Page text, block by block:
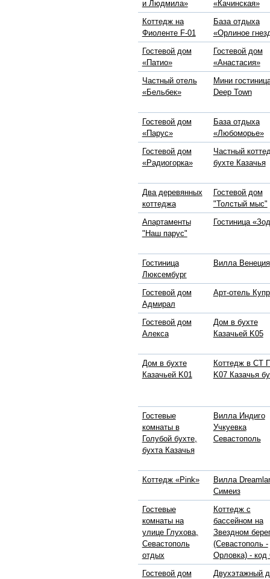
и Людмила»
«Качинская»
Коттедж на
Фиоленте F-01
База отдыха
«Орлиное
Гостевой дом
«Патио»
Гостевой дом
«Анастасия»
Частный отель
«Бельбек»
Мини
Deep Town
Гостевой дом
«Парус»
База отдыха
«Любоморье»
Гостевой дом
«Радиогорка»
Частный
бухте Казачья
Два деревянных
коттеджа
Гостевой дом
"Толстый мыс"
Апартаменты
"Наш парус"
Гостиница
Гостиница
Люксембург
Вилла Венеция
Гостевой дом
Адмирал
Арт-отель
Гостевой дом
Алекса
Дом в бухте
Казачьей K05
Дом в бухте
Казачьей K01
Коттедж в СТ
K07 Казачья
Гостевые
комнаты в
Голубой бухте,
бухта Казачья
Вилла Индиго
Учкуевка
Севастополь
Коттедж «Pink»
Вилла
Симеиз
Гостевые
комнаты на
улице Глухова,
Севастополь
отдых
Коттедж с
бассейном на
Звездном
(Севастополь -
Орловка) - код
Гостевой дом
Двухэтажный